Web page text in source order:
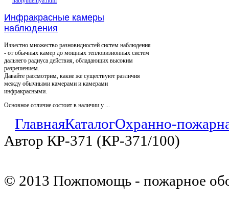
Инфракрасные камеры
наблюдения
Известно множество разновидностей систем наблюдения
- от обычных камер до мощных тепловизионных систем
дальнего радиуса действия, обладающих высоким
разрешением.
Давайте рассмотрим, какие же существуют различия
между обычными камерами и камерами
инфракрасными.
Основное отличие состоит в наличии у ...
ГлавнаяКаталогОхранно-
Автор КР-371 (КР-371/100)
© 2013 Пожпомощь - пожарное